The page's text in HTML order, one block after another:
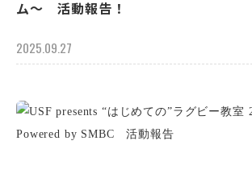
ム～ 活動報告！
2025.09.27